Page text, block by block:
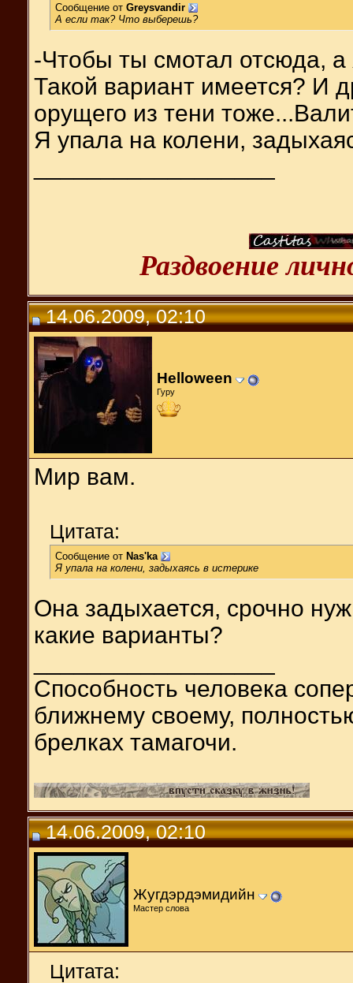
Сообщение от Greysvandir
А если так? Что выберешь?
-Чтобы ты смотал отсюда, а
Такой вариант имеется? И
орущего из тени
Я упала на колени,
Раздвоение
14.06.2009, 02:10
Helloween
Гуру
Мир вам.
Цитата:
Сообщение от Nas'ka
Я упала на колени, задыхаясь в истерике
Она задыхается, срочно
какие варианты?
Способность человека
ближнему своему,
брелках тамагочи.
14.06.2009, 02:10
Жугдэрдэмидийн
Мастер слова
Цитата: